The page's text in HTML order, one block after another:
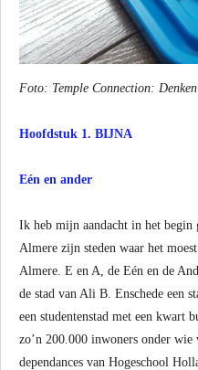
Foto: Temple Connection:
Hoofdstuk 1. BIJNA
Eén en ander
Ik heb mijn aandacht in het begin
Almere zijn steden waar het
Almere. E en A, de Eén en de
de stad van Ali B. Enschede een
een studentenstad met een kwart
zo’n 200.000 inwoners onder
dependances van Hogeschool